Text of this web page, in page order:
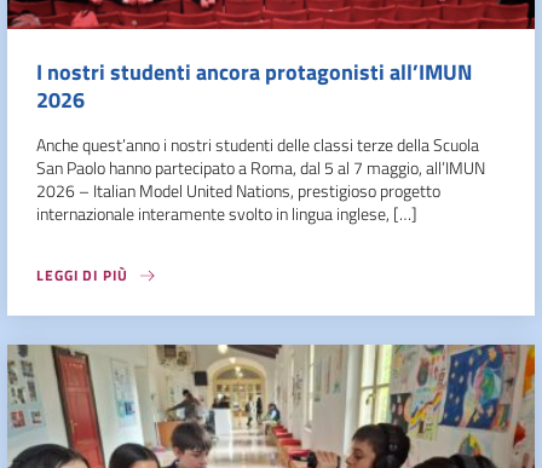
I nostri studenti ancora protagonisti all’IMUN
2026
Anche quest’anno i nostri studenti delle classi terze della Scuola
San Paolo hanno partecipato a Roma, dal 5 al 7 maggio, all’IMUN
2026 – Italian Model United Nations, prestigioso progetto
internazionale interamente svolto in lingua inglese, […]
LEGGI DI PIÙ